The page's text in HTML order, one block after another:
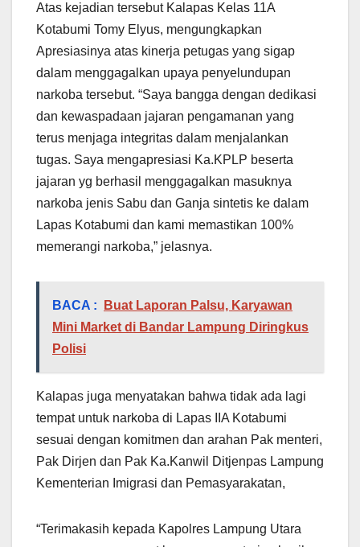
Atas kejadian tersebut Kalapas Kelas 11A
Kotabumi Tomy Elyus, mengungkapkan
Apresiasinya atas kinerja petugas yang sigap
dalam menggagalkan upaya penyelundupan
narkoba tersebut. “Saya bangga dengan dedikasi
dan kewaspadaan jajaran pengamanan yang
terus menjaga integritas dalam menjalankan
tugas. Saya mengapresiasi Ka.KPLP beserta
jajaran yg berhasil menggagalkan masuknya
narkoba jenis Sabu dan Ganja sintetis ke dalam
Lapas Kotabumi dan kami memastikan 100%
memerangi narkoba,” jelasnya.
BACA :
Buat Laporan Palsu, Karyawan
Mini Market di Bandar Lampung Diringkus
Polisi
Kalapas juga menyatakan bahwa tidak ada lagi
tempat untuk narkoba di Lapas IIA Kotabumi
sesuai dengan komitmen dan arahan Pak menteri,
Pak Dirjen dan Pak Ka.Kanwil Ditjenpas Lampung
Kementerian Imigrasi dan Pemasyarakatan,
“Terimakasih kepada Kapolres Lampung Utara